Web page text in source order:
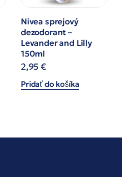
Nivea sprejový
dezodorant –
Levander and Lilly
150ml
2,95€
Pridať do košíka